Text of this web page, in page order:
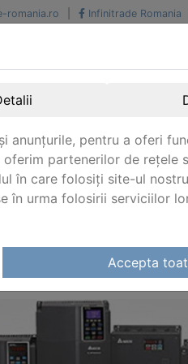
romania.ro Infinitrade Romania
Livrari din stoc intern sau
anunțurile, pentru a oferi
partenerilor de rețele
în care folosiți site-ul
în urma folosirii serviciilor
Accepta